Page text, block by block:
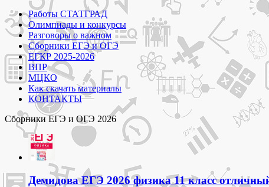
Работы СТАТГРАД
Олимпиады и конкурсы
Разговоры о важном
Сборники ЕГЭ и ОГЭ
ЕГКР 2025-2026
ВПР
МЦКО
Как скачать материалы
КОНТАКТЫ
Сборники ЕГЭ и ОГЭ 2026
Демидова ЕГЭ 2026 физика 11 класс